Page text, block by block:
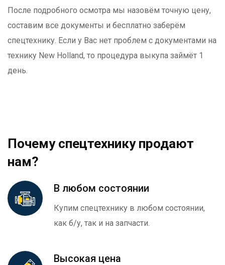
После подробного осмотра мы назовём точную цену,
составим все документы и бесплатно заберём
спецтехнику. Если у Вас нет проблем с документами на
технику New Holland, то процедура выкупа займёт 1
день.
Почему спецтехнику продают
нам?
В любом состоянии
Купим спецтехнику в любом состоянии,
как б/у, так и на запчасти.
Высокая цена